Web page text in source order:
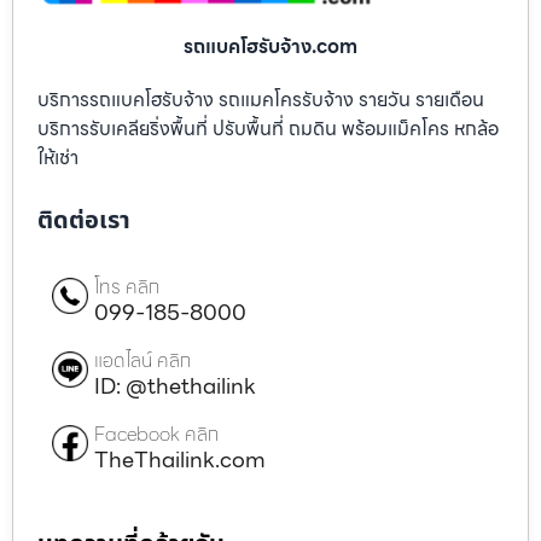
รถแบคโฮรับจ้าง.com
บริการรถแบคโฮรับจ้าง รถแมคโครรับจ้าง รายวัน รายเดือน
บริการรับเคลียริ่งพื้นที่ ปรับพื้นที่ ถมดิน พร้อมแม็คโคร หกล้อ
ให้เช่า
ติดต่อเรา
โทร คลิก
099-185-8000
แอดไลน์ คลิก
ID: @thethailink
Facebook คลิก
TheThailink.com